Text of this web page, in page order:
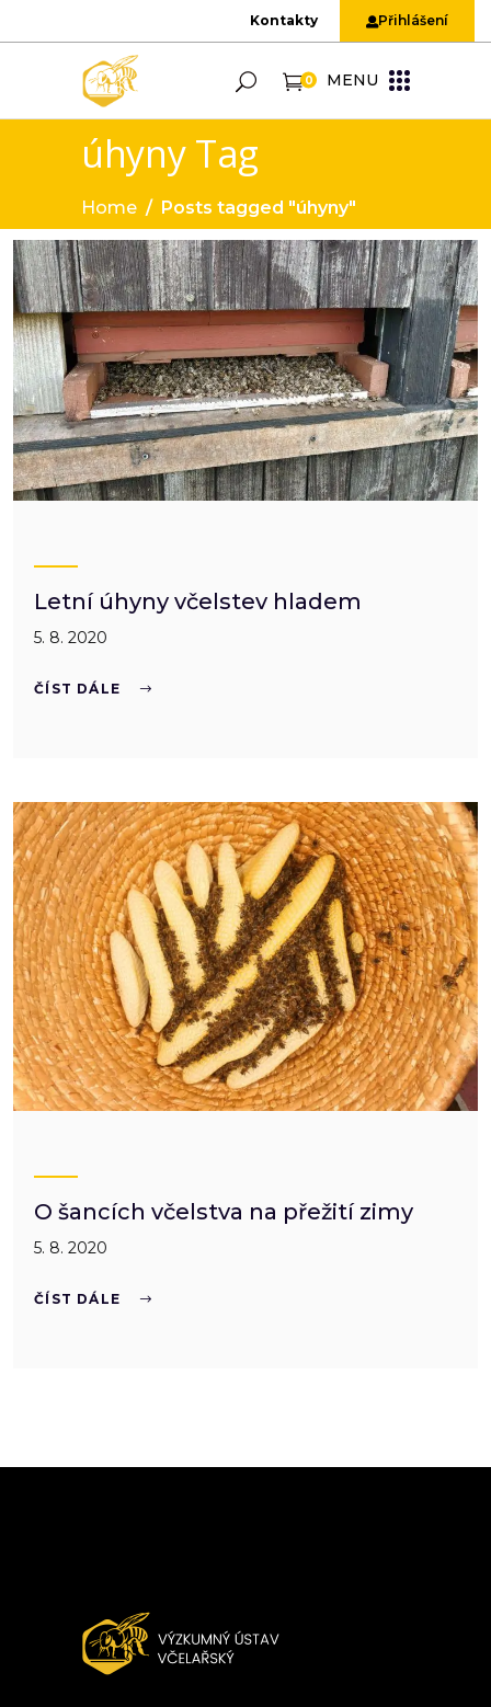
Kontakty Přihlášení
0 MENU
úhyny Tag
Home / Posts tagged "úhyny"
Letní úhyny včelstev hladem
5. 8. 2020
ČÍST DÁLE
O šancích včelstva na přežití zimy
5. 8. 2020
ČÍST DÁLE